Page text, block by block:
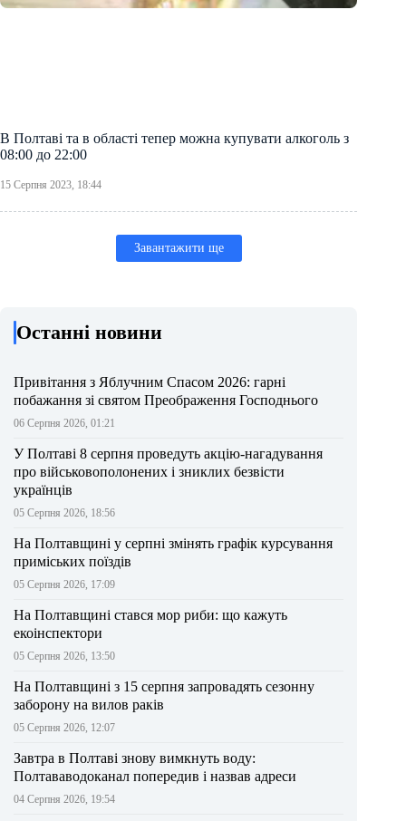
В Полтаві та в області тепер можна купувати алкоголь з
08:00 до 22:00
15 Серпня 2023, 18:44
Завантажити ще
Останні новини
Привітання з Яблучним Спасом 2026: гарні
побажання зі святом Преображення Господнього
06 Серпня 2026, 01:21
У Полтаві 8 серпня проведуть акцію-нагадування
про військовополонених і зниклих безвісти
українців
05 Серпня 2026, 18:56
На Полтавщині у серпні змінять графік курсування
приміських поїздів
05 Серпня 2026, 17:09
На Полтавщині стався мор риби: що кажуть
екоінспектори
05 Серпня 2026, 13:50
На Полтавщині з 15 серпня запровадять сезонну
заборону на вилов раків
05 Серпня 2026, 12:07
Завтра в Полтаві знову вимкнуть воду:
Полтававодоканал попередив і назвав адреси
04 Серпня 2026, 19:54